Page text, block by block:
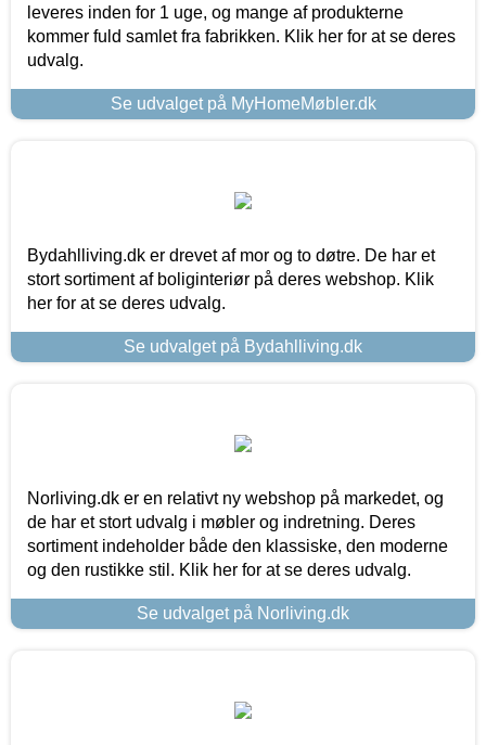
leveres inden for 1 uge, og mange af produkterne
kommer fuld samlet fra fabrikken. Klik her for at se deres
udvalg.
Se udvalget på MyHomeMøbler.dk
Bydahlliving.dk er drevet af mor og to døtre. De har et
stort sortiment af boliginteriør på deres webshop. Klik
her for at se deres udvalg.
Se udvalget på Bydahlliving.dk
Norliving.dk er en relativt ny webshop på markedet, og
de har et stort udvalg i møbler og indretning. Deres
sortiment indeholder både den klassiske, den moderne
og den rustikke stil. Klik her for at se deres udvalg.
Se udvalget på Norliving.dk